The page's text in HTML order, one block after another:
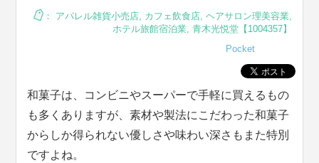
： アパレル雑貨小売店, カフェ飲食店, ヘアサロン理美容業,
ホテル旅館宿泊業, 青木光悦堂【1004357】
Pocket
和菓子は、コンビニやスーパーで手軽に買えるもの
も多くありますが、素材や製法にこだわった和菓子
からしか得られない優しさや味わい深さもまた特別
ですよね。